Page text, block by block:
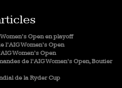
Open en playoff
l’AIG Women’s Open
Women’s Open
de l’AIG Women’s Open, Boutier
de la Ryder Cup